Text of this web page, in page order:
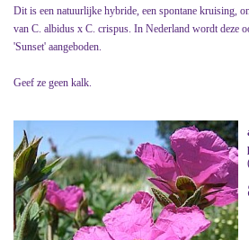
Dit is een natuurlijke hybride, een spontane kruising,
van C. albidus x C. crispus. In Nederland wordt deze
'Sunset' aangeboden.
Geef ze geen kalk.